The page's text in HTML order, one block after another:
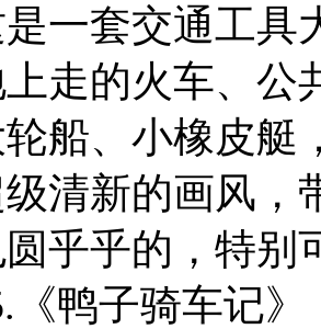
套交通工具
走的火车、公
船、小橡皮艇
清新的画风，
乎乎的，特别
鸭子骑车记》